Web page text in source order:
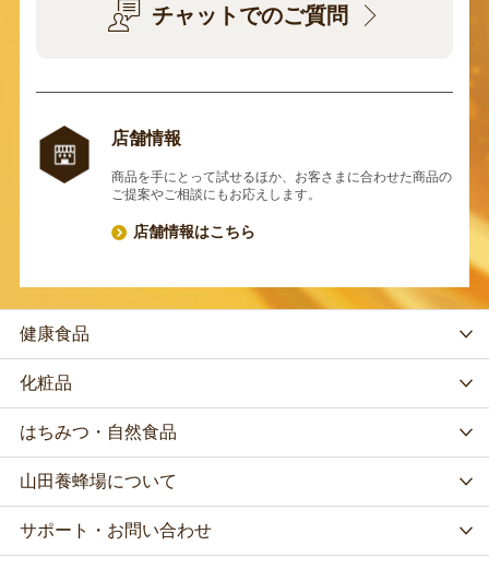
チャットでのご質問
店舗情報
商品を手にとって試せるほか、お客さまに合わせた商品の
ご提案やご相談にもお応えします。
店舗情報はこちら
健康食品
化粧品
はちみつ・自然食品
山田養蜂場について
サポート・お問い合わせ